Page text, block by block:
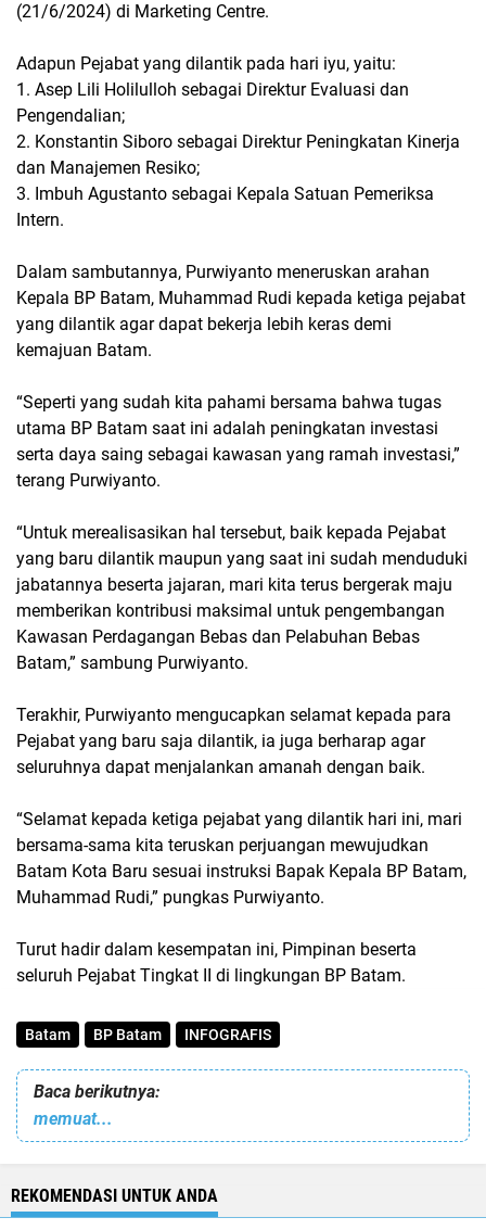
(21/6/2024) di Marketing Centre.
Adapun Pejabat yang dilantik pada hari iyu, yaitu:
1. Asep Lili Holilulloh sebagai Direktur Evaluasi dan
Pengendalian;
2. Konstantin Siboro sebagai Direktur Peningkatan Kinerja
dan Manajemen Resiko;
3. Imbuh Agustanto sebagai Kepala Satuan Pemeriksa
Intern.
Dalam sambutannya, Purwiyanto meneruskan arahan
Kepala BP Batam, Muhammad Rudi kepada ketiga pejabat
yang dilantik agar dapat bekerja lebih keras demi
kemajuan Batam.
“Seperti yang sudah kita pahami bersama bahwa tugas
utama BP Batam saat ini adalah peningkatan investasi
serta daya saing sebagai kawasan yang ramah investasi,”
terang Purwiyanto.
“Untuk merealisasikan hal tersebut, baik kepada Pejabat
yang baru dilantik maupun yang saat ini sudah menduduki
jabatannya beserta jajaran, mari kita terus bergerak maju
memberikan kontribusi maksimal untuk pengembangan
Kawasan Perdagangan Bebas dan Pelabuhan Bebas
Batam,” sambung Purwiyanto.
Terakhir, Purwiyanto mengucapkan selamat kepada para
Pejabat yang baru saja dilantik, ia juga berharap agar
seluruhnya dapat menjalankan amanah dengan baik.
“Selamat kepada ketiga pejabat yang dilantik hari ini, mari
bersama-sama kita teruskan perjuangan mewujudkan
Batam Kota Baru sesuai instruksi Bapak Kepala BP Batam,
Muhammad Rudi,” pungkas Purwiyanto.
Turut hadir dalam kesempatan ini, Pimpinan beserta
seluruh Pejabat Tingkat II di lingkungan BP Batam.
Batam BP Batam INFOGRAFIS
Baca berikutnya:
memuat...
REKOMENDASI UNTUK ANDA